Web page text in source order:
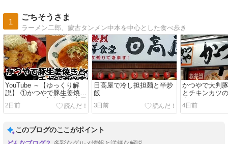
1
ごちそうさま
ラーメン二郎、蒙古タンメン中本を中心とした食べ歩き
YouTube ～【ゆっくり解
説】 ①かつやで豚生姜焼き
とチキンカツ定食 ②日高屋
で冷し担担麺と半炒飯
2日前
日高屋で冷し担担麺と半炒
飯
3日前
かつやで大判
とチキンカツ
4日前
このブログのここがポイント